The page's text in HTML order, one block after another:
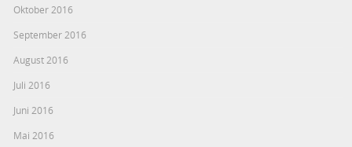
Oktober 2016
September 2016
August 2016
Juli 2016
Juni 2016
Mai 2016